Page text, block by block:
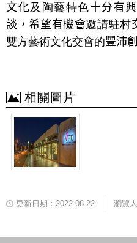
文化及陶藝特色十分有
談，希望有機會邀請駐村
雙方藝術文化交會的豐沛
相關圖片
更新日期：2022-08-22 瀏覽